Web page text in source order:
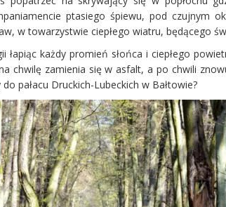
ptasiego śpiewu, pod czujnym
w towarzystwie ciepłego wiatru, będącego
łapiąc każdy promień słońca i ciepłego
chwilę zamienia się w asfalt, a po chwili
pałacu Druckich-Lubeckich w Bałtowie?